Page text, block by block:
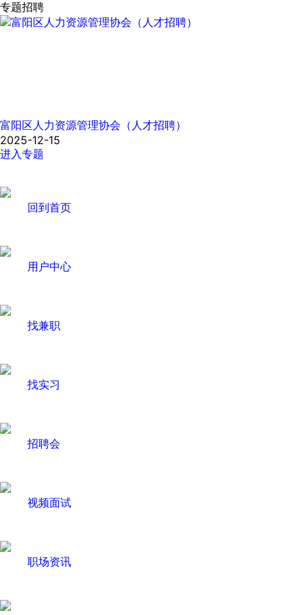
专题招聘
富阳区人力资源管理协会（人才招聘）
2025-12-15
进入专题
回到首页
用户中心
找兼职
找实习
招聘会
视频面试
职场资讯